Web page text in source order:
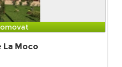
La Moco